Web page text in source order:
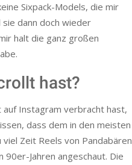
Sixpack-Models, die mir
dann doch wieder
halt die ganz großen
hast?
auf Instagram verbracht hast,
dass dem in den meisten
Zeit Reels von Pandabären
Jahren angeschaut. Die